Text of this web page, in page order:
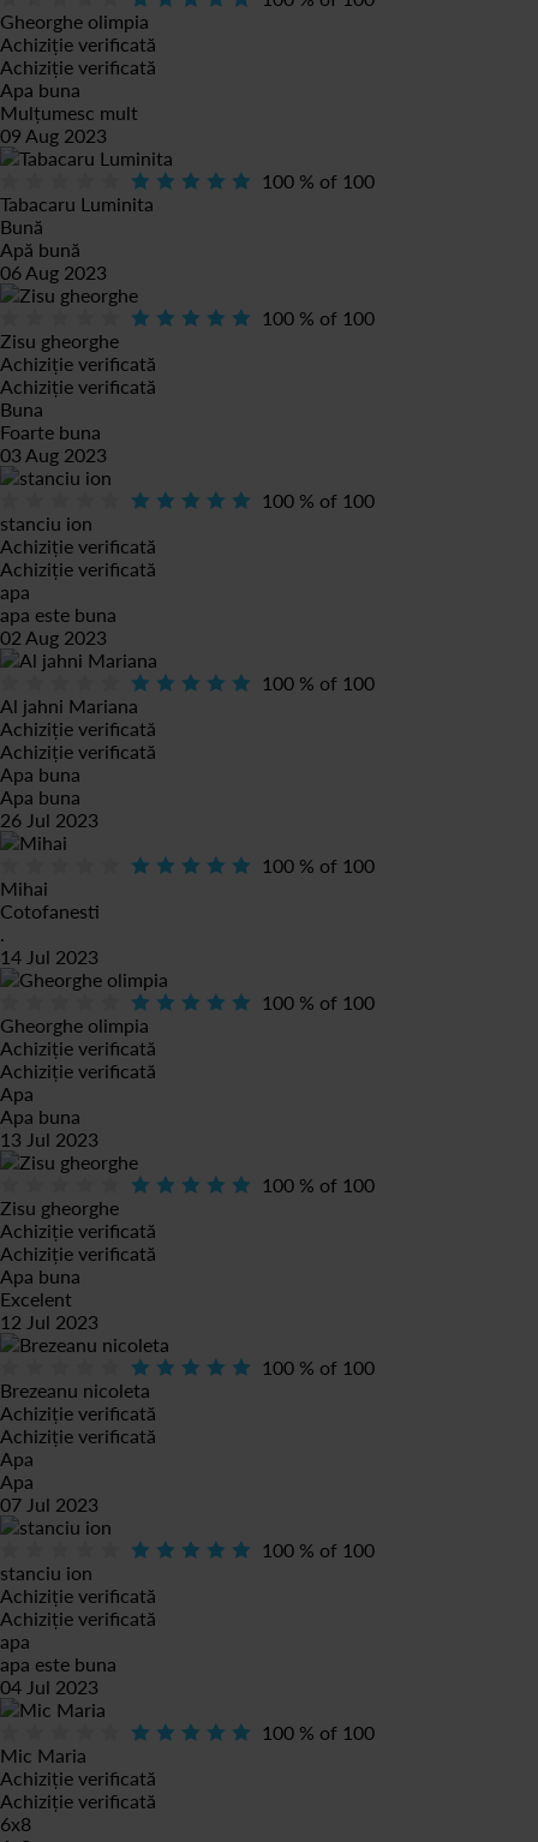
Gheorghe olimpia
Achiziție verificată
Achiziție verificată
Apa buna
Mulțumesc mult
09 Aug 2023
100 % of 100
Tabacaru Luminita
Bună
Apă bună
06 Aug 2023
100 % of 100
Zisu gheorghe
Achiziție verificată
Achiziție verificată
Buna
Foarte buna
03 Aug 2023
100 % of 100
stanciu ion
Achiziție verificată
Achiziție verificată
apa
apa este buna
02 Aug 2023
100 % of 100
Al jahni Mariana
Achiziție verificată
Achiziție verificată
Apa buna
Apa buna
26 Jul 2023
100 % of 100
Mihai
Cotofanesti
.
14 Jul 2023
100 % of 100
Gheorghe olimpia
Achiziție verificată
Achiziție verificată
Apa
Apa buna
13 Jul 2023
100 % of 100
Zisu gheorghe
Achiziție verificată
Achiziție verificată
Apa buna
Excelent
12 Jul 2023
100 % of 100
Brezeanu nicoleta
Achiziție verificată
Achiziție verificată
Apa
Apa
07 Jul 2023
100 % of 100
stanciu ion
Achiziție verificată
Achiziție verificată
apa
apa este buna
04 Jul 2023
100 % of 100
Mic Maria
Achiziție verificată
Achiziție verificată
6x8